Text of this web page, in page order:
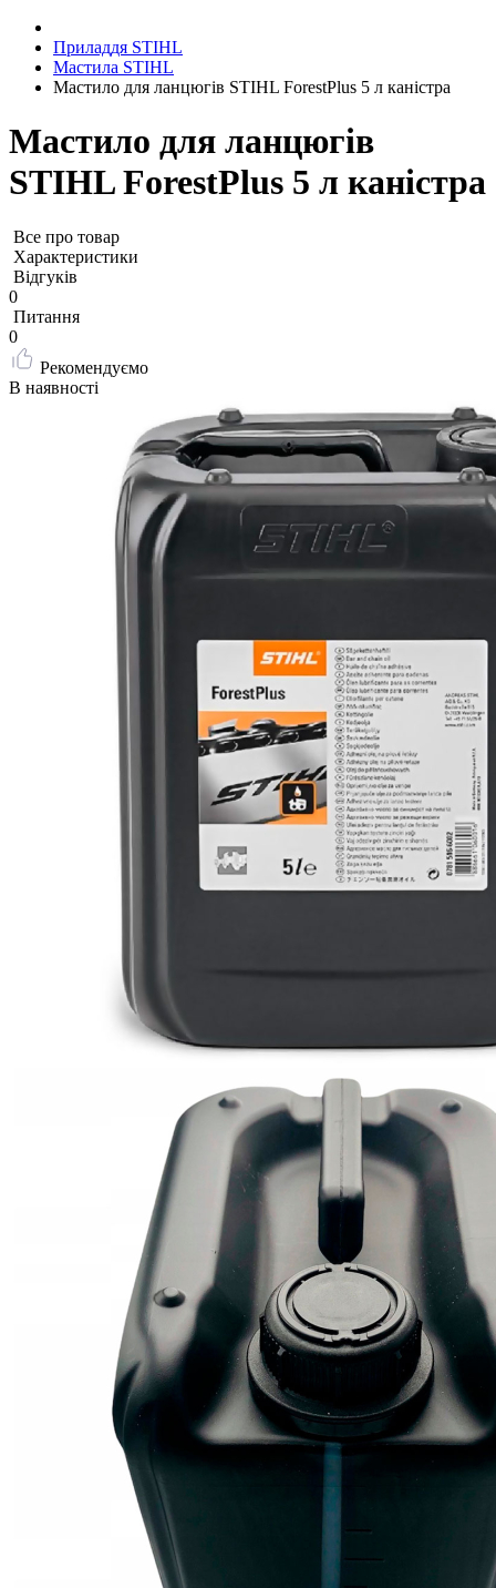
Приладдя STIHL
Мастила STIHL
Мастило для ланцюгів STIHL ForestPlus 5 л каністра
Мастило для ланцюгів
STIHL ForestPlus 5 л каністра
Все про товар
Характеристики
Відгуків
0
Питання
0
Рекомендуємо
В наявності